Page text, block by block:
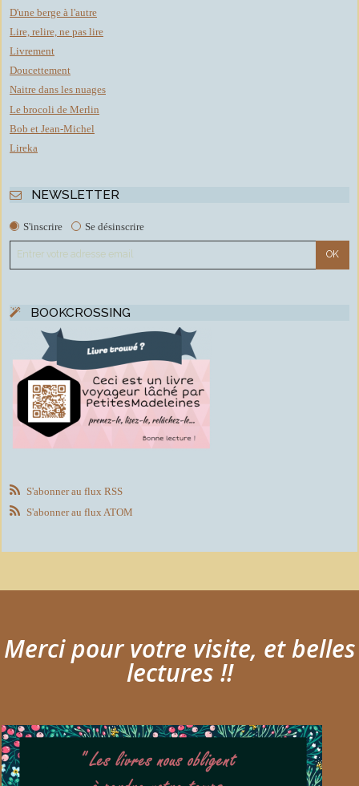
D'une berge à l'autre
Lire, relire, ne pas lire
Livrement
Doucettement
Naitre dans les nuages
Le brocoli de Merlin
Bob et Jean-Michel
Lireka
NEWSLETTER
S'inscrire Se désinscrire
BOOKCROSSING
S'abonner au flux RSS
S'abonner au flux ATOM
Merci pour votre visite, et belles
lectures !!